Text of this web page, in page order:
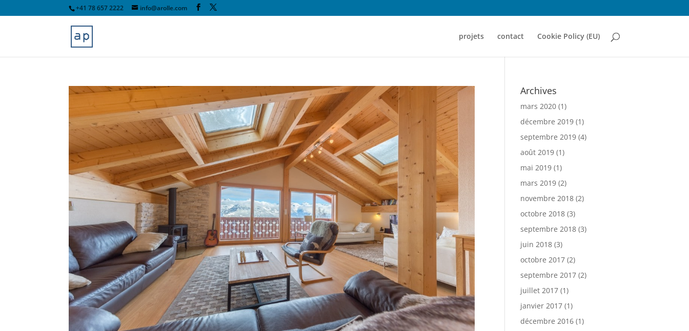
+41 78 657 2222 info@arolle.com
projets contact Cookie Policy (EU)
Archives
mars 2020 (1)
décembre 2019 (1)
septembre 2019 (4)
août 2019 (1)
mai 2019 (1)
mars 2019 (2)
novembre 2018 (2)
octobre 2018 (3)
septembre 2018 (3)
juin 2018 (3)
octobre 2017 (2)
septembre 2017 (2)
juillet 2017 (1)
janvier 2017 (1)
décembre 2016 (1)